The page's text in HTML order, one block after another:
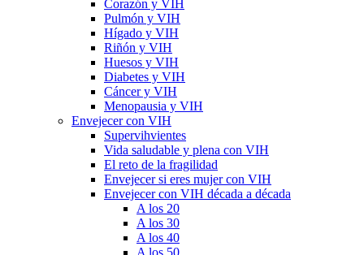
Corazón y VIH
Pulmón y VIH
Hígado y VIH
Riñón y VIH
Huesos y VIH
Diabetes y VIH
Cáncer y VIH
Menopausia y VIH
Envejecer con VIH
Supervihvientes
Vida saludable y plena con VIH
El reto de la fragilidad
Envejecer si eres mujer con VIH
Envejecer con VIH década a década
A los 20
A los 30
A los 40
A los 50